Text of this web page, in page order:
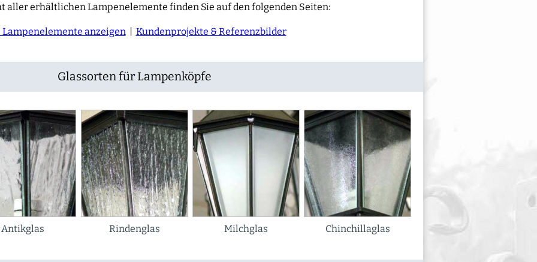
aller erhältlichen Lampenelemente finden Sie auf den folgenden Seiten:
anzeigen | Kundenprojekte & Referenzbilder
Glassorten für Lampenköpfe
Antikglas Rindenglas Milchglas Chinchillaglas